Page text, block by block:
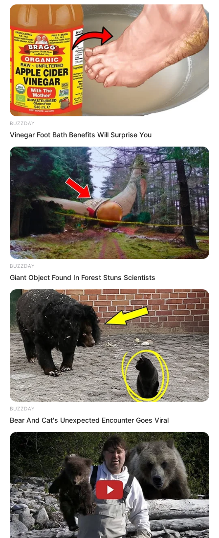
🌟Mobilização necessária
Diante da resistência do governo,lideranças da categoria
reforçam que a união dos ACS e ACE
será decisiva para
sensibilizar parlamentares.
A mobilização nacional, já consolidada em outras conquistas
precisa se repetir para que a aposentadoria especial avance no
Congresso e se torne realidade. A luta continua sendo o caminho
para transformar direitos em conquistas concretas.
os Agentes Comunitários e de Combate às Endemias unidos
Infelizmente,várias liderançasusaram as Redes Sociais para
dividir os agentes, enfraquecendo a força da categoria, tanto de
ACS quanto de ACE. Mas, ainda é possível mudar esse quadro
com humildade, afastando os sentimentos contrários.
“Caso uma matéria desse tipo com esse tamanho de impacto
avance, vamos ser obrigados a fazer o veto.Se o veto cair,
seremos obrigados a ir ao Supremo”, disse Dario Durigan a
jornalistas.
-ad4
A declaração foi dada ao comentar o Relatório de Avaliação de
Receitas e Despesas do 5º bimestre, elaborado pelo Ministério do
Planejamento e Orçamento em conjunto com o Ministério da
Fazenda.
🔶Participaram da entrevista com os jornalistas do Portal
Poder 360:
BUZZDAY
Vinegar Foot Bath Benefits Will Surprise You
BUZZDAY
Giant Object Found In Forest Stuns Scientists
BUZZDAY
Bear And Cat's Unexpected Encounter Goes Viral